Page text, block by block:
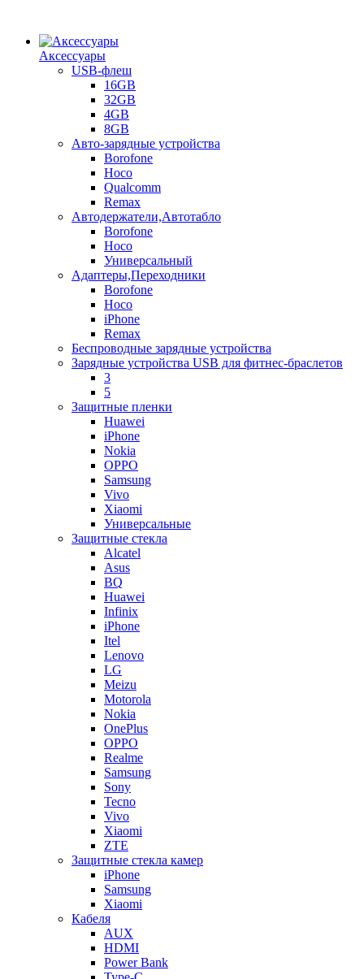
Аксессуары
USB-флеш
16GB
32GB
4GB
8GB
Авто-зарядные устройства
Borofone
Hoco
Qualcomm
Remax
Автодержатели,Автотабло
Borofone
Hoco
Универсальный
Адаптеры,Переходники
Borofone
Hoco
iPhone
Remax
Беспроводные зарядные устройства
Зарядные устройства USB для фитнес-браслетов
3
5
Защитные пленки
Huawei
iPhone
Nokia
OPPO
Samsung
Vivo
Xiaomi
Универсальные
Защитные стекла
Alcatel
Asus
BQ
Huawei
Infinix
iPhone
Itel
Lenovo
LG
Meizu
Motorola
Nokia
OnePlus
OPPO
Realme
Samsung
Sony
Tecno
Vivo
Xiaomi
ZTE
Защитные стекла камер
iPhone
Samsung
Xiaomi
Кабеля
AUX
HDMI
Power Bank